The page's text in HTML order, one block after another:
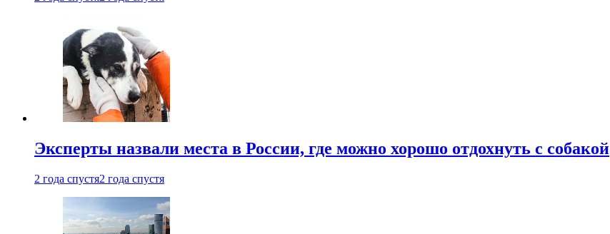
Эксперты назвали места в России, где можно хорошо отдохнуть с собакой
2 года спустя2 года спустя